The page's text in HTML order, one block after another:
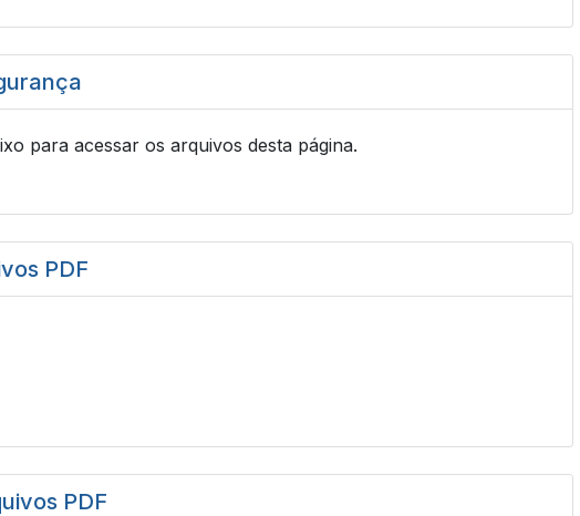
para acessar os arquivos desta página.
PDF
PDF